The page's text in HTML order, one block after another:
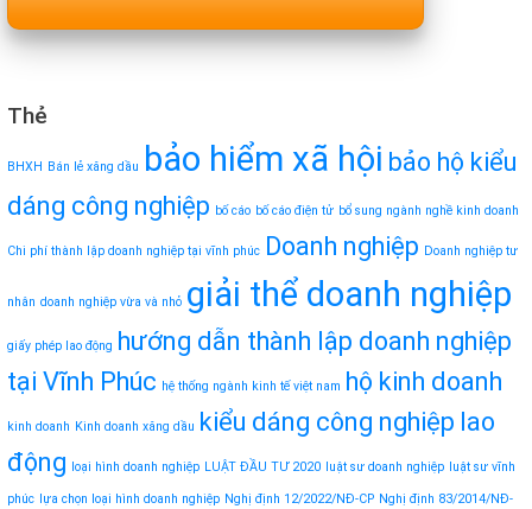
Thẻ
BHXH Bán lẻ xăng dầu bảo hiểm xã hội bảo hộ kiểu
dáng công nghiệp bố cáo bố cáo điện tử bổ sung ngành nghề kinh doanh
Chi phí thành lập doanh nghiệp tại vĩnh phúc Doanh nghiệp Doanh nghiệp tư
nhân doanh nghiệp vừa và nhỏ giải thể doanh nghiệp
giấy phép lao động
hướng dẫn thành lập doanh nghiệp
tại Vĩnh Phúc hệ thống ngành kinh tế việt nam hộ kinh doanh
kinh doanh Kinh doanh xăng dầu kiểu dáng công nghiệp lao
động
loại hình doanh nghiệp LUẬT ĐẦU TƯ 2020 luật sư doanh nghiệp luật sư vĩnh
phúc lựa chọn loại hình doanh nghiệp Nghị định 12/2022/NĐ-CP Nghị định 83/2014/NĐ-